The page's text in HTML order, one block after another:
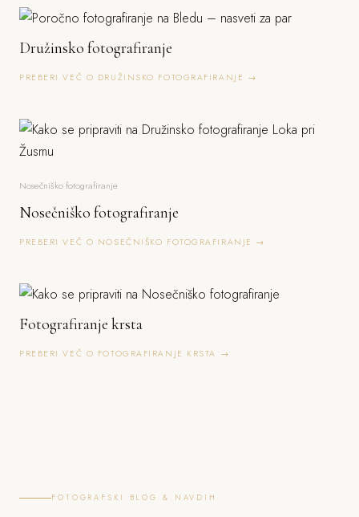
Družinsko fotografiranje
PREBERI VEČ O DRUŽINSKO FOTOGRAFIRANJE →
Nosečniško fotografiranje
Nosečniško fotografiranje
PREBERI VEČ O NOSEČNIŠKO FOTOGRAFIRANJE →
Fotografiranje krsta
PREBERI VEČ O FOTOGRAFIRANJE KRSTA →
FOTOGRAFSKI BLOG & NAVDIH